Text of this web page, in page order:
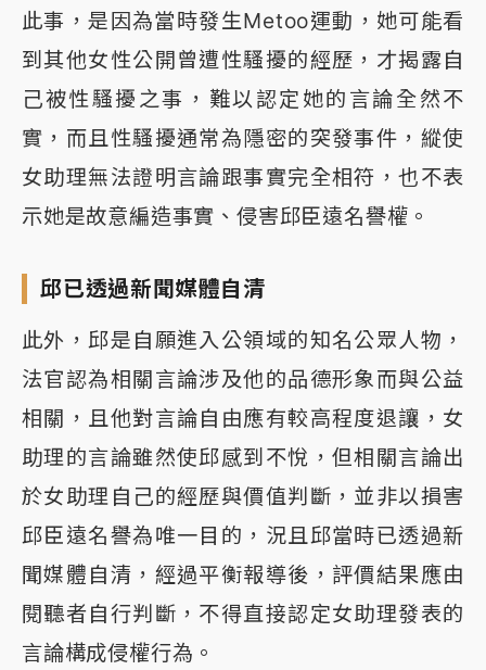
此事，是因為當時發生Metoo運動，她可能看
到其他女性公開曾遭性騷擾的經歷，才揭露自
己被性騷擾之事，難以認定她的言論全然不
實，而且性騷擾通常為隱密的突發事件，縱使
女助理無法證明言論跟事實完全相符，也不表
示她是故意編造事實、侵害邱臣遠名譽權。
邱已透過新聞媒體自清
此外，邱是自願進入公領域的知名公眾人物，
法官認為相關言論涉及他的品德形象而與公益
相關，且他對言論自由應有較高程度退讓，女
助理的言論雖然使邱感到不悅，但相關言論出
於女助理自己的經歷與價值判斷，並非以損害
邱臣遠名譽為唯一目的，況且邱當時已透過新
聞媒體自清，經過平衡報導後，評價結果應由
閱聽者自行判斷，不得直接認定女助理發表的
言論構成侵權行為。